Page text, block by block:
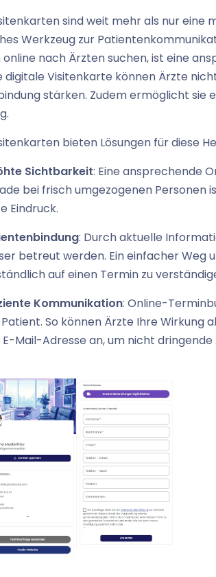
sind weit mehr als nur eine
Werkzeug zur
nach Ärzten suchen, ist eine
digitale Visitenkarte können Ärzte
stärken. Zudem ermöglicht
bieten Lösungen für diese
Sichtbarkeit: Eine ansprechende
bei frisch umgezogenen Personen
Eindruck.
: Durch aktuelle
betreut werden. Ein einfacher Weg
auf einen Termin zu
Kommunikation: Online-
So können Ärzte Ihre Wirkung
E-Mail-Adresse an, um nicht